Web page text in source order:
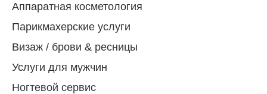
Аппаратная косметология
Парикмахерские услуги
Визаж / брови & ресницы
Услуги для мужчин
Ногтевой сервис